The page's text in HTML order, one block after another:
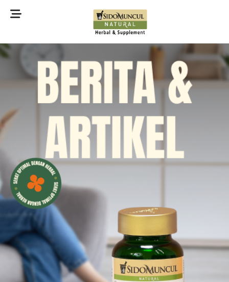
©2022 Sidomuncul Natural All right reserved